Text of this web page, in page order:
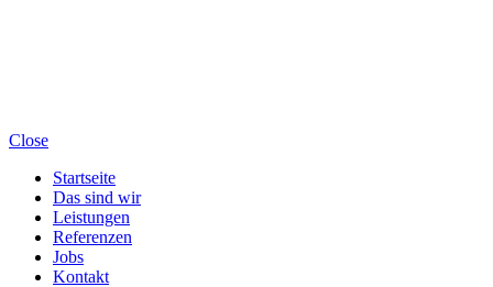
Close
Startseite
Das sind wir
Leistungen
Referenzen
Jobs
Kontakt